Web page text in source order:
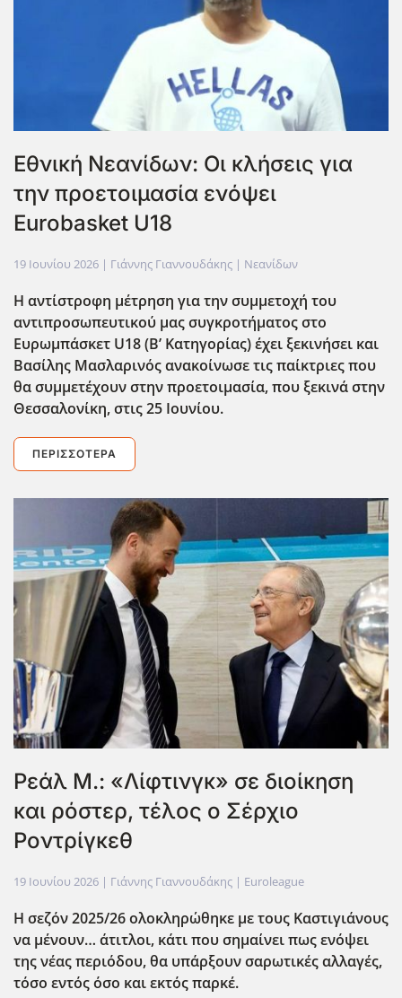
Εθνική Νεανίδων: Οι κλήσεις για
την προετοιμασία ενόψει
Eurobasket U18
19 Ιουνίου 2026 | Γιάννης Γιαννουδάκης | Νεανίδων
Η αντίστροφη μέτρηση για την συμμετοχή του
αντιπροσωπευτικού μας συγκροτήματος στο
Ευρωμπάσκετ U18 (Β’ Κατηγορίας) έχει ξεκινήσει και
Βασίλης Μασλαρινός ανακοίνωσε τις παίκτριες που
θα συμμετέχουν στην προετοιμασία, που ξεκινά στην
Θεσσαλονίκη, στις 25 Ιουνίου.
ΠΕΡΙΣΣΌΤΕΡΑ
Ρεάλ Μ.: «Λίφτινγκ» σε διοίκηση
και ρόστερ, τέλος ο Σέρχιο
Ροντρίγκεθ
19 Ιουνίου 2026 | Γιάννης Γιαννουδάκης | Euroleague
Η σεζόν 2025/26 ολοκληρώθηκε με τους Καστιγιάνους
να μένουν… άτιτλοι, κάτι που σημαίνει πως ενόψει
της νέας περιόδου, θα υπάρξουν σαρωτικές αλλαγές,
τόσο εντός όσο και εκτός παρκέ.